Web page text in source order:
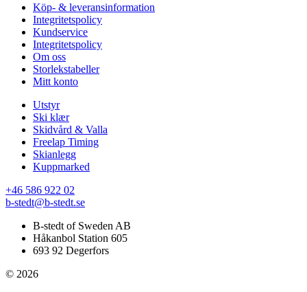
Köp- & leveransinformation
Integritetspolicy
Kundservice
Integritetspolicy
Om oss
Storlekstabeller
Mitt konto
Utstyr
Ski klær
Skidvård & Valla
Freelap Timing
Skianlegg
Kuppmarked
+46 586 922 02
b-stedt@b-stedt.se
B-stedt of Sweden AB
Håkanbol Station 605
693 92 Degerfors
© 2026